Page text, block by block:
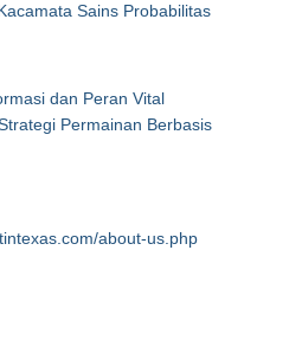
Sains Probabilitas
dan Peran Vital
Permainan Berbasis
about-us.php